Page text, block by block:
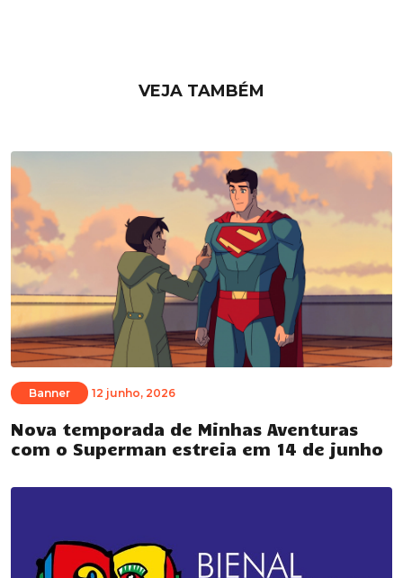
VEJA TAMBÉM
Banner 12 junho, 2026
Nova temporada de Minhas Aventuras
com o Superman estreia em 14 de junho